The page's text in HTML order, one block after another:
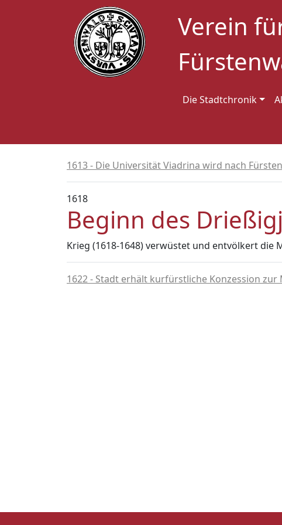
Verein
Die Stadtchronik
1613 - Die Universität Viadrina wird nach
1618
Beginn des
Krieg (1618-1648) verwüstet und entvölkert die
1622 - Stadt erhält kurfürstliche Konzession